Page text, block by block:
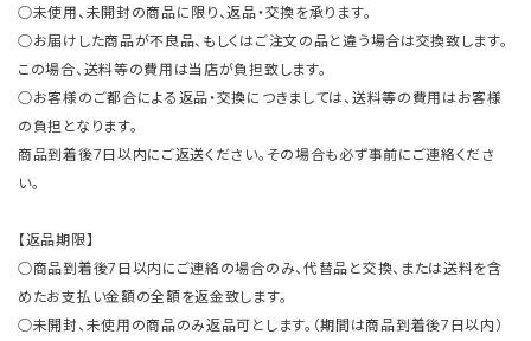
○未使用、未開封の商品に限り、返品・交換を承ります。
○お届けした商品が不良品、もしくはご注文の品と違う場合は交換致します。
この場合、送料等の費用は当店が負担致します。
○お客様のご都合による返品・交換につきましては、送料等の費用はお客様
の負担となります。
商品到着後7日以内にご返送ください。その場合も必ず事前にご連絡くださ
い。
【返品期限】
○商品到着後7日以内にご連絡の場合のみ、代替品と交換、または送料を含
めたお支払い金額の全額を返金致します。
○未開封、未使用の商品のみ返品可とします。（期間は商品到着後7日以内）